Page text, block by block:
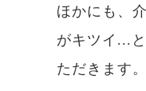
ほかにも、
がキツイ...
ただきます。